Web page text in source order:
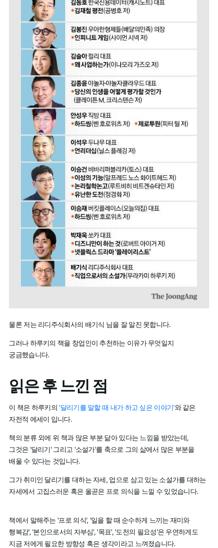
물론 저는 리디주식회사의 배기식 님을 잘 알진 못합니다.
그러나 하루키의 책을 창업인이 추천하는 이유가 무엇일지
궁금했습니다.
읽은 후 느낀 점
이 책은 하루키의 '달리기를 말할 때 내가 하고 싶은 이야기'와 같은
자전적 에세이 입니다.
책의 분류 외에 위 책과 많은 부분 닮아 있다는 느낌을 받았는데,
그것은 '달리기' 그리고 '소설가'를 축으로 그의 삶에서 많은 부분을
배울 수 있다는 것입니다.
그가 취미인 달리기를 대하는 자세, 업으로 삼고 있는 소설가를 대하는
자세에서 고집스러운 혹은 올곧은 프로 의식을 느낄 수 있었습니다.
책에서 말해주는 '프로 의식', '일을 할 때 순수하게 느끼는 재미와
행복감', '본인으로서의 자부심', '목표', '도전의 필요성'은 우연하게도
지금 저에게 필요한 방향성 혹은 생각이라고 느껴졌습니다.